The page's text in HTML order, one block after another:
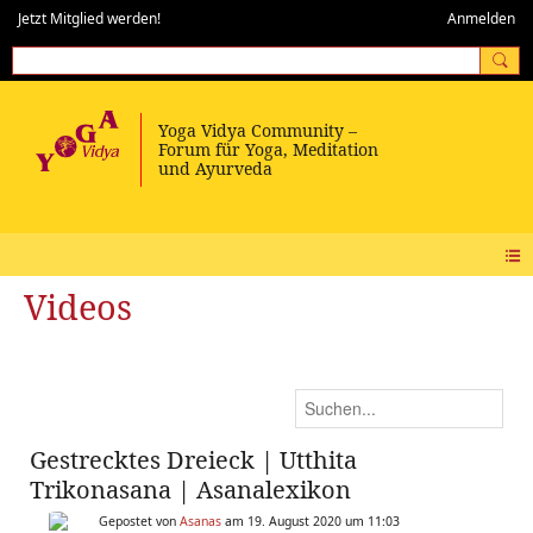
Jetzt Mitglied werden! Anmelden
Videos
Gestrecktes Dreieck | Utthita
Trikonasana | Asanalexikon
Gepostet von Asanas am 19. August 2020 um 11:03